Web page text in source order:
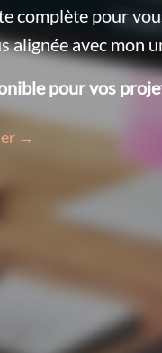
complète pour
alignée avec mon
pour vos
→